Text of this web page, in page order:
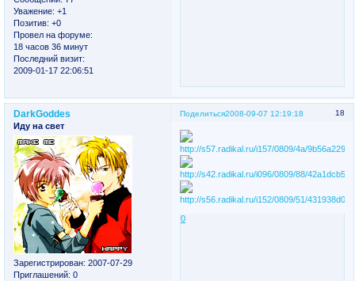
Уважение: +1
Позитив: +0
Провел на форуме:
18 часов 36 минут
Последний визит:
2009-01-17 22:06:51
Поделиться 18
2008-09-07 12:19:18
DarkGoddes
Иду на свет
Зарегистрирован: 2007-07-29
Приглашений: 0
0